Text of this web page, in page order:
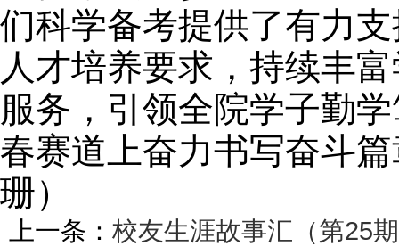
们科学备考提供了有力
人才培养要求，持续丰
服务，引领全院学子勤
春赛道上奋力书写奋斗
珊）
上一条： 校友生涯故事汇（第25